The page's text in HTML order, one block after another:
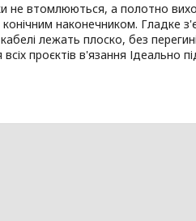
не втомлюються, а полотно
наконечником. Гладке
лежать плоско, без
проєктів в'язання Ідеально